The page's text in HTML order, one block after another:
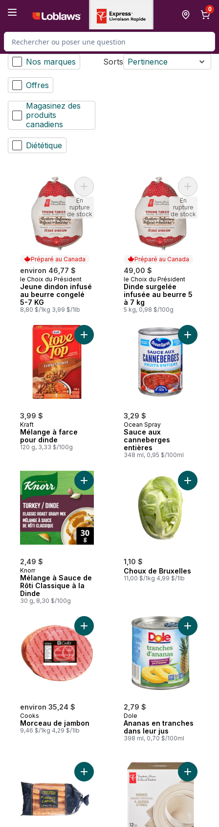
0
Rechercher des produits
Nos marques
Offres
Magasinez des
produits
canadiens
Diététique
Sorts Pertinence
Préparé au Canada
environ 46,77 $
Préparé au Canada
le Choix du Président
Jeune dindon infusé
au beurre congelé
5-7 KG
8,80 $/1kg 3,99 $/1lb
Ajouter Jeune dindon infusé au beurre
En
rupture
de stock
Préparé au Canada
49,00 $
Préparé au Canada
le Choix du Président
Dinde surgelée
infusée au beurre 5
à 7 kg
5 kg, 0,98 $/100g
Ajouter
En
rupture
de stock
3,99 $
Kraft
Mélange à farce
pour dinde
120 g, 3,33 $/100g
Ajouter Mélange à farce pour dinde au
3,29 $
Ocean Spray
Sauce aux
canneberges
entières
348 ml, 0,95 $/100ml
Ajouter
2,49 $
Knorr
Mélange à Sauce de
Rôti Classique à la
Dinde
30 g, 8,30 $/100g
1,10 $
Choux de Bruxelles
11,00 $/1kg 4,99 $/1lb
Ajouter
environ 35,24 $
Cooks
Morceau de jambon
9,46 $/1kg 4,29 $/1lb
Ajouter Morceau de jambon au panier
2,79 $
Dole
Ananas en tranches
dans leur jus
398 ml, 0,70 $/100ml
Ajouter
Ajouter Carottes, sac de 3 lb au panier
Ajouter